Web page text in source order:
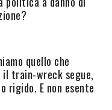
quello che
train-wreck segue,
rigido. E non esente